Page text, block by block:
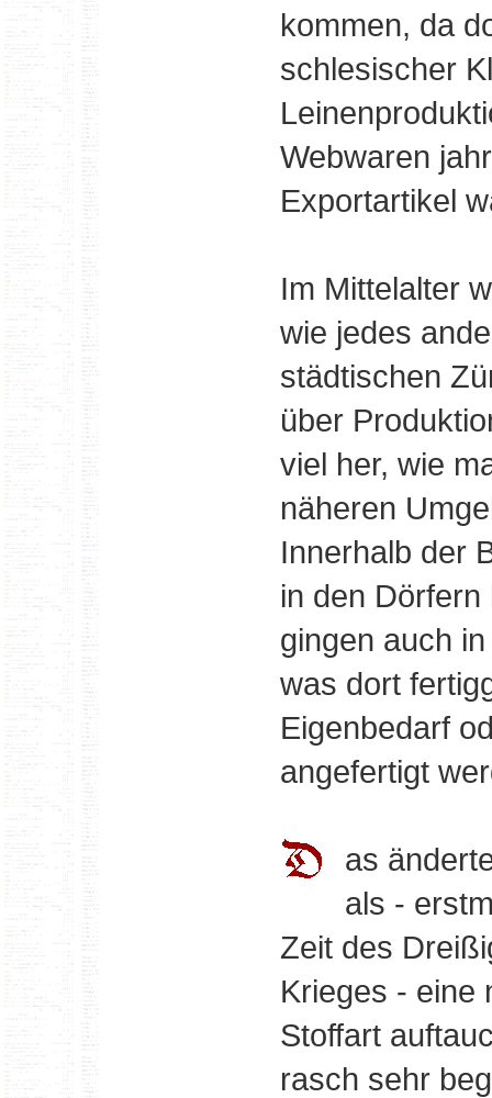
kommen, da
schlesischer
Webwaren
Exportartikel
Im Mittelalter
wie jedes
städtischen
über
viel her, wie
näheren
Innerhalb der
in den
gingen auch
was dort
Eigenbedarf
angefertigt
as
als -
Zeit des
Krieges - eine
Stoffart
rasch sehr